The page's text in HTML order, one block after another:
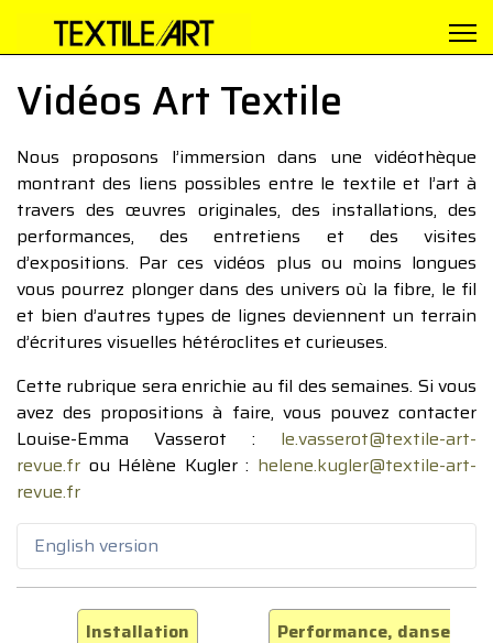
Vidéos Art Textile
Nous proposons l’immersion dans une vidéothèque
montrant des liens possibles entre le textile et l’art à
travers des œuvres originales, des installations, des
performances, des entretiens et des visites
d’expositions. Par ces vidéos plus ou moins longues
vous pourrez plonger dans des univers où la fibre, le fil
et bien d’autres types de lignes deviennent un terrain
d’écritures visuelles hétéroclites et curieuses.
Cette rubrique sera enrichie au fil des semaines. Si vous
avez des propositions à faire, vous pouvez contacter
Louise-Emma Vasserot : le.vasserot@textile-art-
revue.fr ou Hélène Kugler : helene.kugler@textile-art-
revue.fr
English version
Installation
Performance, danse